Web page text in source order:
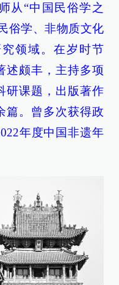
从“中国民俗学之
俗学、非物质文化
领域。在岁时节
述颇丰，主持多项
研课题，出版著作
篇。曾多次获得政
年度中国非遗年